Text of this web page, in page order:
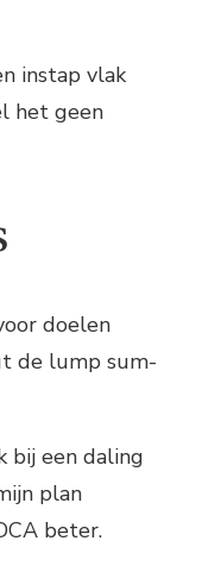
instap vlak
het geen
doelen
de lump sum-
bij een daling
plan
beter.